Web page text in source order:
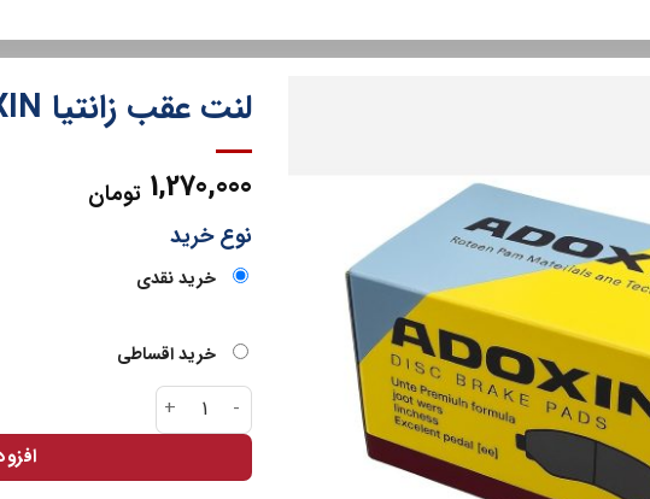
لنت عقب زانتیا ADOXIN
1,270,000 تومان
نوع خرید
خرید نقدی
خرید اقساطی
لنت عقب زانتیا ADOXIN عدد